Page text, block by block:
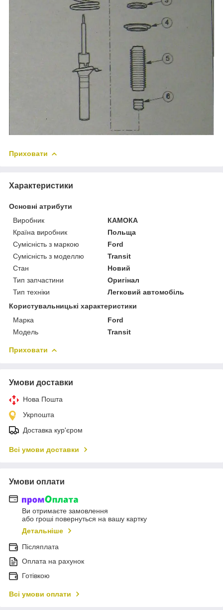
Приховати
Характеристики
Основні атрибути
Виробник
КАМОКА
Країна виробник
Польща
Сумісність з маркою
Ford
Сумісність з моделлю
Transit
Стан
Новий
Тип запчастини
Оригінал
Тип техніки
Легковий автомобіль
Користувальницькі характеристики
Марка
Ford
Модель
Transit
Приховати
Умови доставки
Нова Пошта
Укрпошта
Доставка кур'єром
Всі умови доставки
Умови оплати
Ви отримаєте замовлення
або гроші повернуться на вашу картку
Детальніше
Післяплата
Оплата на рахунок
Готівкою
Всі умови оплати